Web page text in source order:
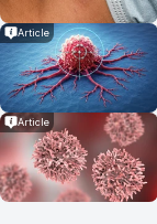
Article
Article